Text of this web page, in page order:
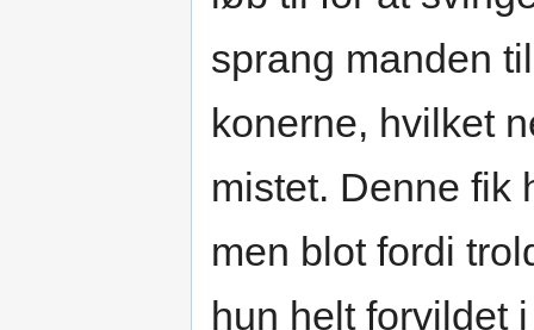
sprang manden
konerne, hvilket
mistet. Denne fik
men blot fordi
hun helt forvildet